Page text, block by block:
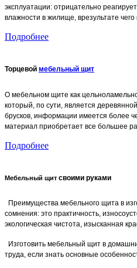
эксплуатации: отрицательно
влажности в жилище, врезультате
Подробнее
Торцевой мебельный щит
О мебельном щите как
который, по сути, является
брусков, информации имеется более
материал приобретает все большее
Подробнее
Мебельный щит своими руками
Преимущества мебельного щита в
сомнения: это практичность,
экологическая чистота, изысканная
Изготовить мебельный щит в
труда, если знать основные